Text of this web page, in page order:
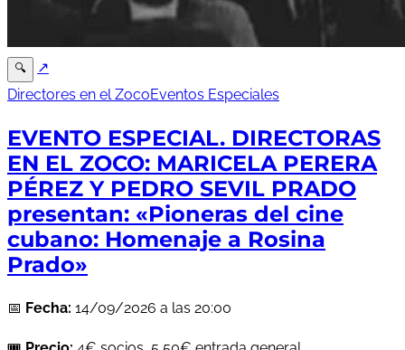
🔍
↗
Directores en el ZocoEventos Especiales
EVENTO ESPECIAL. DIRECTORAS
EN EL ZOCO: MARICELA PERERA
PÉREZ Y PEDRO SEVIL PRADO
presentan: «Pioneras del cine
cubano: Homenaje a Rosina
Prado»
📅 Fecha: 14/09/2026 a las 20:00